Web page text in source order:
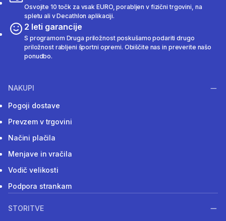
Osvojite 10 točk za vsak EURO, porabljen v fizični trgovini, na
spletu ali v Decathlon aplikaciji.
2 leti garancije
S programom Druga priložnost poskušamo podariti drugo
priložnost rabljeni športni opremi. Obiščite nas in preverite našo
ponudbo.
NAKUPI
Pogoji dostave
Prevzem v trgovini
Načini plačila
Menjave in vračila
Vodič velikosti
Podpora strankam
STORITVE